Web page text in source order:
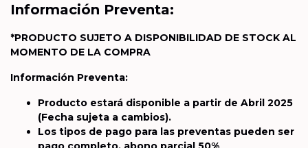
Información Preventa:
*PRODUCTO SUJETO A DISPONIBILIDAD DE STOCK AL
MOMENTO DE LA COMPRA
Información Preventa:
Producto estará disponible a partir de Abril 2025
(Fecha sujeta a cambios).
Los tipos de pago para las preventas pueden ser